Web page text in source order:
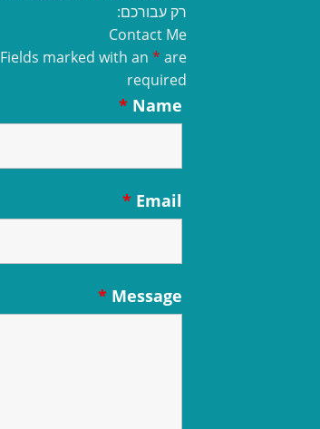
רק עבורכם:
Contact Me
Fields marked with an * are
required
Name
*
Email
*
Message
*